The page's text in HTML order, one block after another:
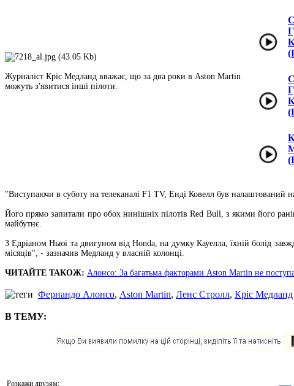
Журналіст Кріс Медланд вважає, що за два роки в Aston Martin
можуть з'явитися інші пілоти.
"Виступаючи в суботу на телеканалі F1 TV, Енді Ковелл був налаштований
Його прямо запитали про обох нинішніх пілотів Red Bull, з якими його
майбутнє.
З Едріаном Ньюі та двигуном від Honda, на думку Кауелла, їхній болід
місяців", - зазначив Медланд у власній колонці.
ЧИТАЙТЕ ТАКОЖ: Алонсо: За багатьма факторами Aston Martin не
Фернандо Алонсо, Aston Martin, Ленс Стролл, Кріс Медланд
В ТЕМУ:
Розкажи друзям: